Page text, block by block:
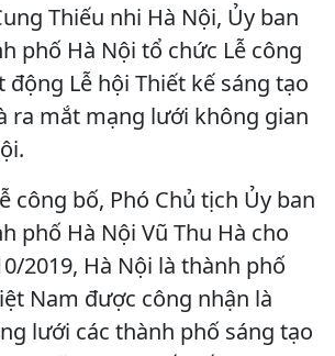
Thiếu nhi Hà Nội, Ủy ban
phố Hà Nội tổ chức Lễ công
động Lễ hội Thiết kế sáng tạo
ra mắt mạng lưới không gian
công bố, Phó Chủ tịch Ủy ban
phố Hà Nội Vũ Thu Hà cho
2019, Hà Nội là thành phố
Nam được công nhận là
lưới các thành phố sáng tạo